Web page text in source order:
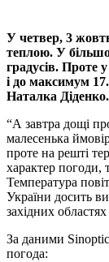
У четвер, 3
теплою. У
градусів. Проте
і до максимум
Наталка Діденко.
“А завтра дощі
малесенька
проте на решті
характер погоди,
Температура
України досить
західних
За даними
погода: